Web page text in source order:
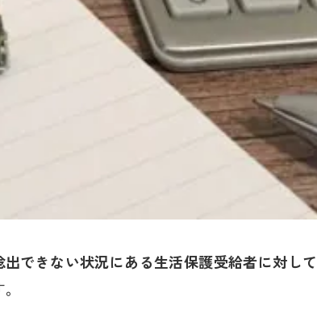
できない状況にある生活保護受給者に対して